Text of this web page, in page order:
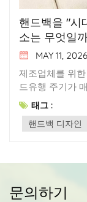
핸드백을 "시
소는 무엇일
MAY 11, 2026
제조업체를 위
드유행 주기가
백들은 시간을
넘어, 그 시대를
핵심이 되기도
체와 협력해야
태그 :
핸드백 디자인
문의하기